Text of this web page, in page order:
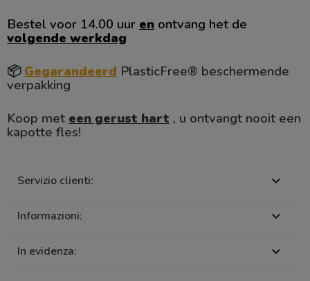
Bestel voor 14.00 uur en ontvang het de
volgende werkdag
📦 Gegarandeerd PlasticFree® beschermende
verpakking
Koop met een gerust hart , u ontvangt nooit een
kapotte fles!
Servizio clienti: 
Informazioni: 
In evidenza: 